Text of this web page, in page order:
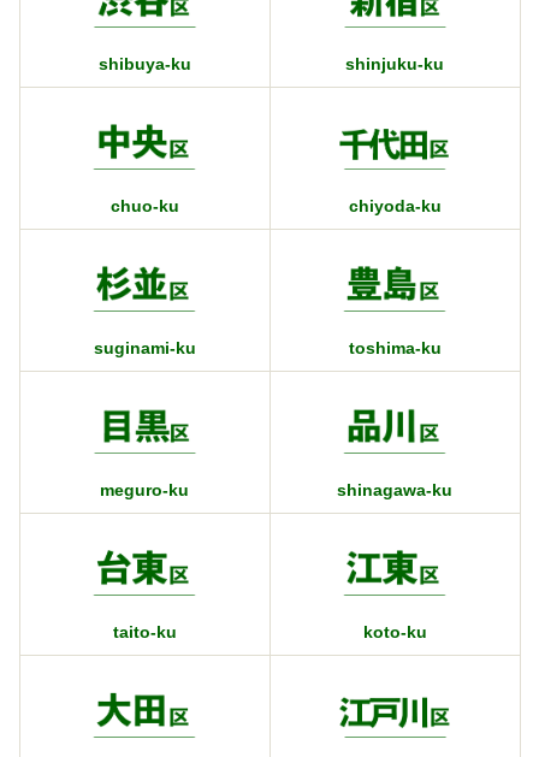
shibuya-ku shinjuku-ku
chuo-ku chiyoda-ku
suginami-ku toshima-ku
meguro-ku shinagawa-ku
taito-ku koto-ku